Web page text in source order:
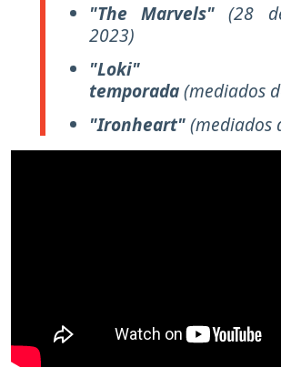
"The Marvels"(28
2023)
"Loki"
temporada(mediados
"Ironheart"(mediados